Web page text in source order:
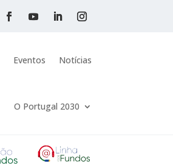
Eventos Notícias
O Portugal 2030